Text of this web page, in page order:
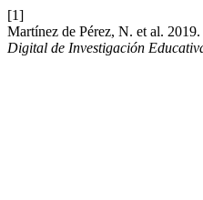
[1]
Martínez de Pérez, N. et al.
Digital de Investigación